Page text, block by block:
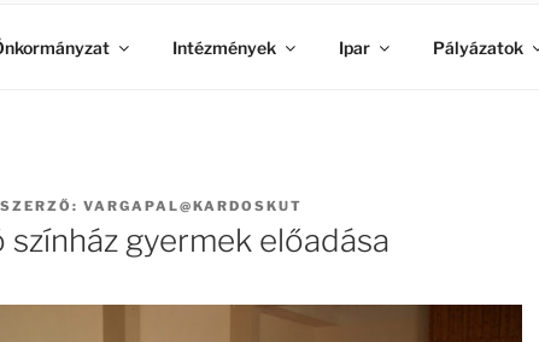
Intézmények Ipar Pályázatok
SZERZŐ: VARGAPAL@KARDOSKUT
színház gyermek előadása